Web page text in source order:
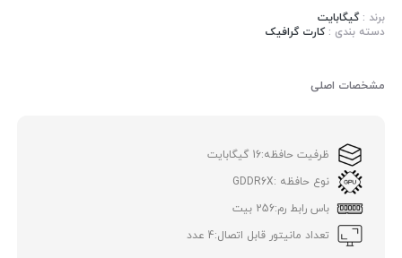
برند :گیگابایت
دسته بندی :کارت گرافیک
مشخصات اصلی
ظرفیت حافظه:16 گیگابایت
نوع حافظه :GDDR6X
باس رابط رم:256 بیت
تعداد مانیتور قابل اتصال:4 عدد